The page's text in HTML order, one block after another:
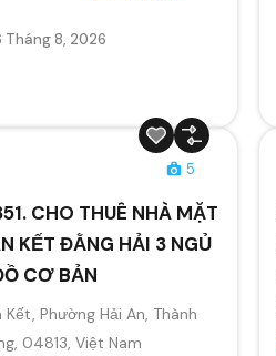
Tháng 8, 2026
5
CHO THUÊ NHÀ MẶT
KẾT ĐẰNG HẢI 3 NGỦ
CƠ BẢN
Phường Hải An, Thành
04813, Việt Nam